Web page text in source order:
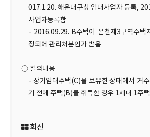
017.1.20. 해운대구청 임대사업자 등록,
사업자등록함
- 2016.09.29. B주택이 온천제3구역주택
정되어 관리처분인가 받음
○ 질의내용
- 장기임대주택(C)을 보유한 상태에서 거
기 전에 주택(B)를 취득한 경우 1세대 1주
회신